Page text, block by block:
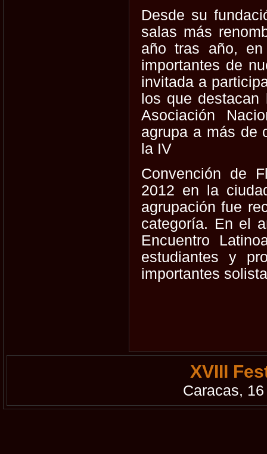
Desde su
salas más
año tras año,
importantes de
invitada a
los que
Asociación
agrupa a más de
la IV
Convención de
2012 en la
agrupación fue
categoría. En el
Encuentro
estudiantes y
importantes
XVIII
Caracas,